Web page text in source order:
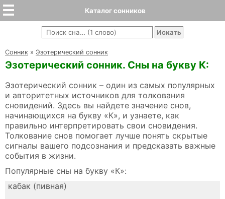
Каталог сонников
Cонник » Эзотерический сонник
Эзотерический сонник. Сны на букву К:
Эзотерический сонник – один из самых популярных
и авторитетных источников для толкования
сновидений. Здесь вы найдете значение снов,
начинающихся на букву «К», и узнаете, как
правильно интерпретировать свои сновидения.
Толкование снов помогает лучше понять скрытые
сигналы вашего подсознания и предсказать важные
события в жизни.
Популярные сны на букву «К»:
кабак (пивная)